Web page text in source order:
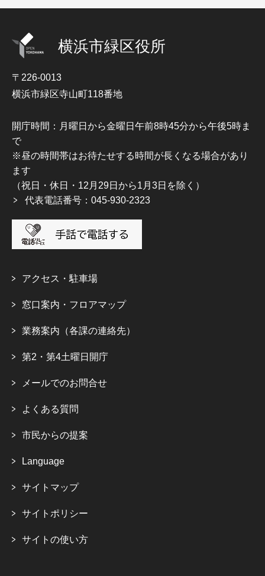
横浜市緑区役所
〒226-0013
横浜市緑区寺山町118番地
開庁時間：月曜日から金曜日午前8時45分から午後5時ま
で
※昼の時間帯はお待たせする時間が長くなる場合があり
ます
（祝日・休日・12月29日から1月3日を除く）
代表電話番号：045-930-2323
アクセス・駐車場
窓口案内・フロアマップ
業務案内（各課の連絡先）
第2・第4土曜日開庁
メールでのお問合せ
よくある質問
市民からの提案
Language
サイトマップ
サイトポリシー
サイトの使い方